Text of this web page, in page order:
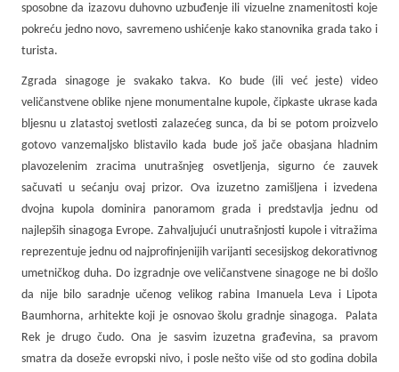
sposobne da izazovu duhovno uzbuđenje ili vizuelne znamenitosti koje
pokreću jedno novo, savremeno ushićenje kako stanovnika grada tako i
turista.
Zgrada sinagoge je svakako takva. Ko bude (ili već jeste) video
veličanstvene oblike njene monumentalne kupole, čipkaste ukrase kada
bljesnu u zlatastoj svetlosti zalazećeg sunca, da bi se potom proizvelo
gotovo vanzemaljsko blistavilo kada bude još jače obasjana hladnim
plavozelenim zracima unutrašnjeg osvetljenja, sigurno će zauvek
sačuvati u sećanju ovaj prizor. Ova izuzetno zamišljena i izvedena
dvojna kupola dominira panoramom grada i predstavlja jednu od
najlepših sinagoga Evrope. Zahvaljujući unutrašnjosti kupole i vitražima
reprezentuje jednu od najprofinjenijih varijanti secesijskog dekorativnog
umetničkog duha. Do izgradnje ove veličanstvene sinagoge ne bi došlo
da nije bilo saradnje učenog velikog rabina Imanuela Leva i Lipota
Baumhorna, arhitekte koji je osnovao školu gradnje sinagoga. Palata
Rek je drugo čudo. Ona je sasvim izuzetna građevina, sa pravom
smatra da doseže evropski nivo, i posle nešto više od sto godina dobila